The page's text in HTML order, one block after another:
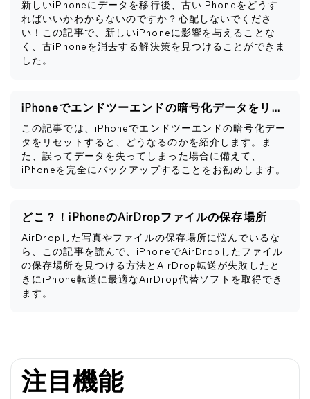
新しいiPhoneにデータを移行後、古いiPhoneをどうす
ればいいかわからないのですか？心配しないでくださ
い！この記事で、新しいiPhoneに影響を与えることな
く、古iPhoneを消去する解決策を見つけることができま
した。
iPhoneでエンドツーエンドの暗号化データをリセットするとどうなるか
この記事では、iPhoneでエンドツーエンドの暗号化デー
タをリセットすると、どうなるのかを紹介します。ま
た、誤ってデータを失ってしまった場合に備えて、
iPhoneを完全にバックアップすることをお勧めします。
どこ？！iPhoneのAirDropファイルの保存場所
AirDropした写真やファイルの保存場所に悩んでいるな
ら、この記事を読んで、iPhoneでAirDropしたファイル
の保存場所を見つける方法とAirDrop転送が失敗したと
きにiPhone転送に最適なAirDrop代替ソフトを取得でき
ます。
注目機能